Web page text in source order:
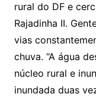
rural do DF e
Rajadinha II.
vias
chuva. “A água
núcleo rural e
inundada duas